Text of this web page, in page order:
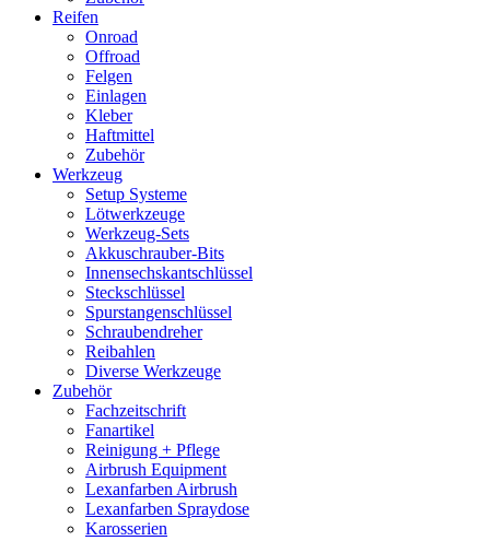
Reifen
Onroad
Offroad
Felgen
Einlagen
Kleber
Haftmittel
Zubehör
Werkzeug
Setup Systeme
Lötwerkzeuge
Werkzeug-Sets
Akkuschrauber-Bits
Innensechskantschlüssel
Steckschlüssel
Spurstangenschlüssel
Schraubendreher
Reibahlen
Diverse Werkzeuge
Zubehör
Fachzeitschrift
Fanartikel
Reinigung + Pflege
Airbrush Equipment
Lexanfarben Airbrush
Lexanfarben Spraydose
Karosserien